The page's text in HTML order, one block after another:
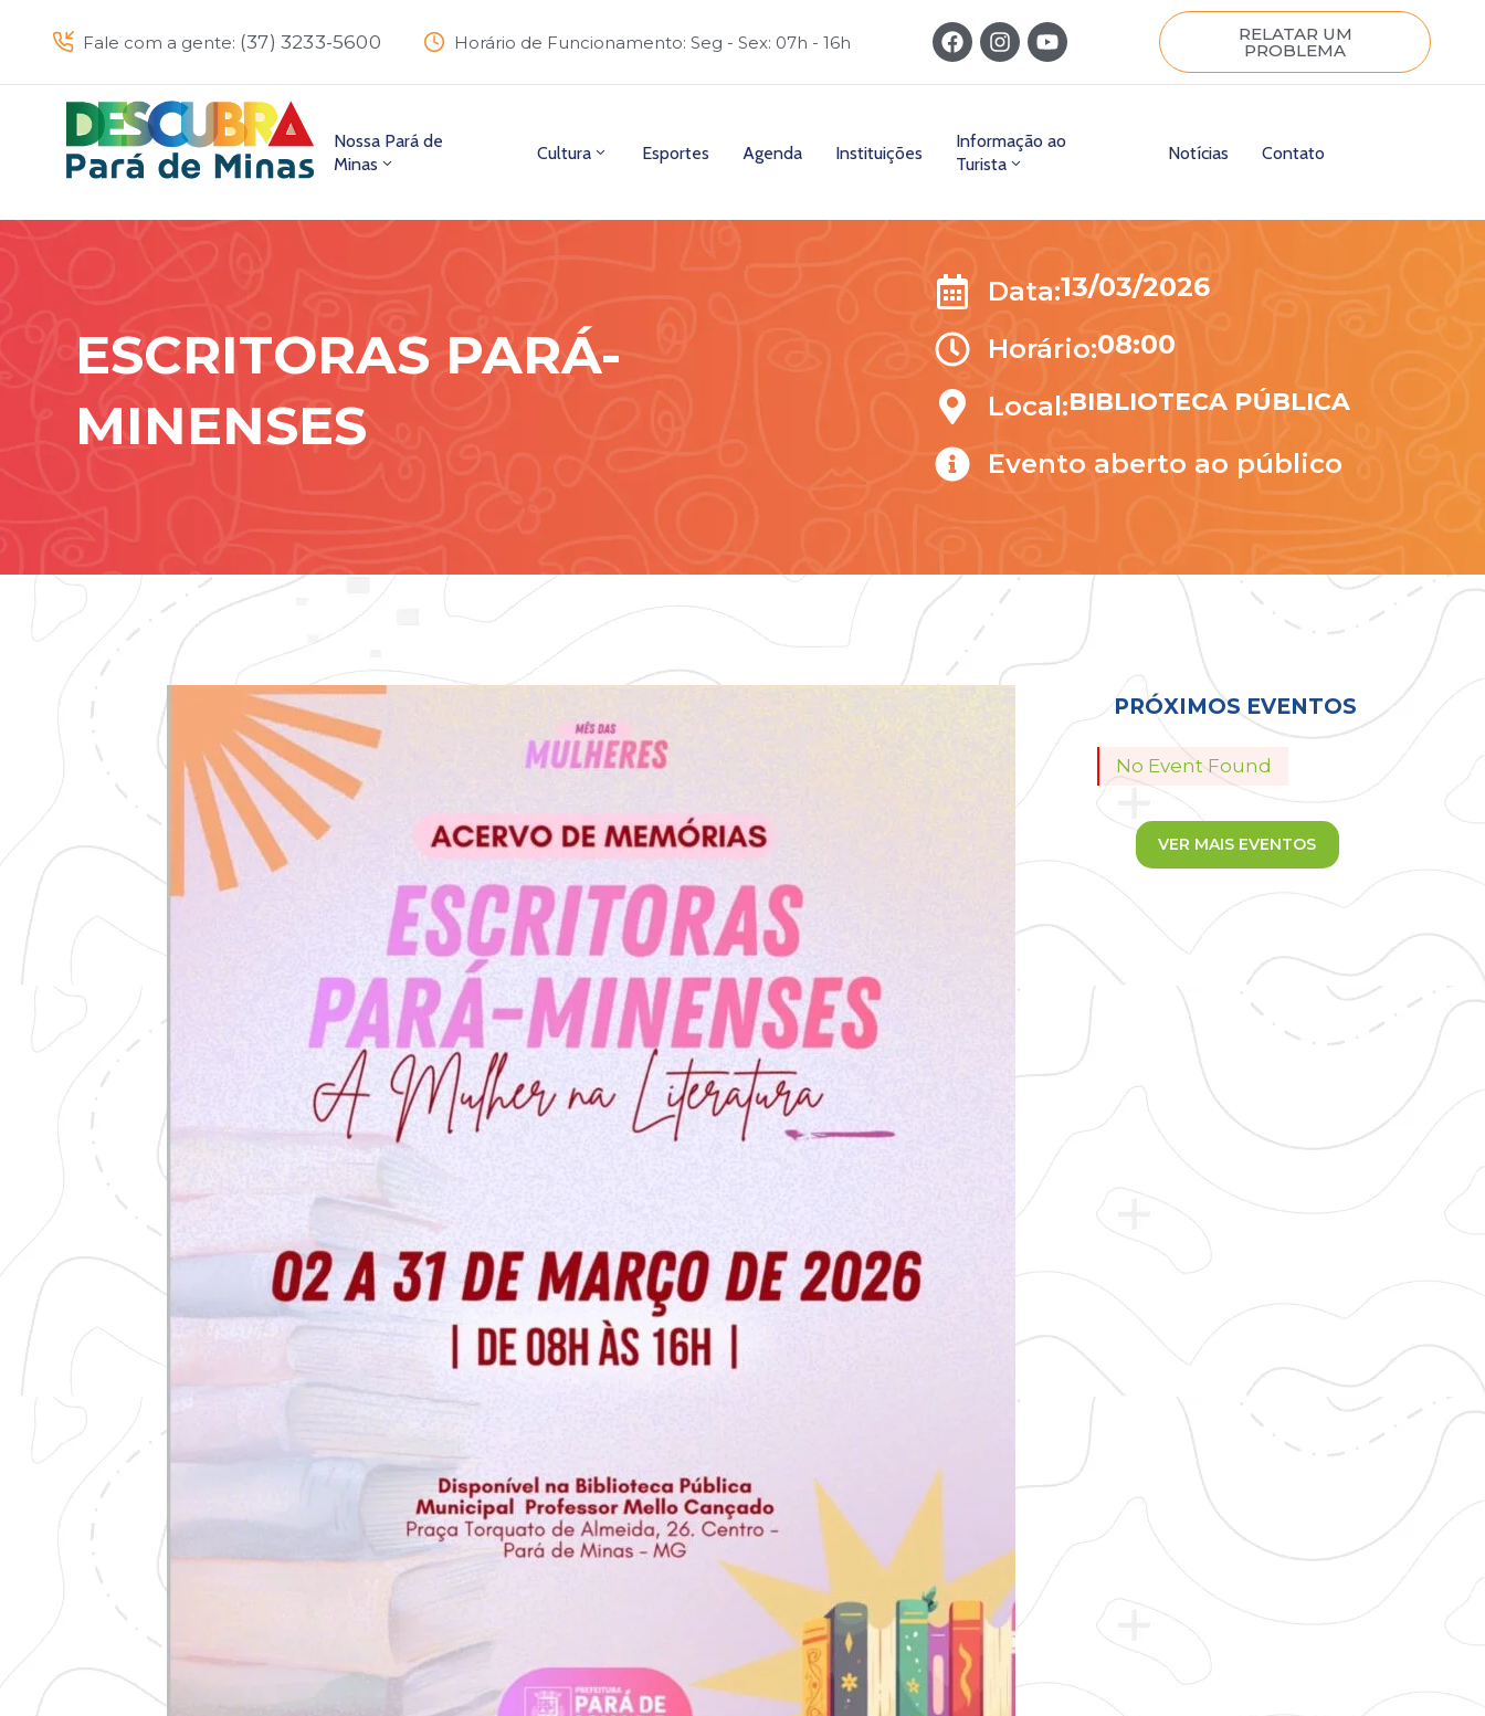
Fale com a gente: (37) 3233-5600 Horário de Funcionamento: Seg - Sex: 07h - 16h RELATAR UM
PROBLEMA
Nossa Pará de
Minas
Cultura Esportes Agenda Instituições
Informação ao
Turista
Notícias Contato
ESCRITORAS PARÁ-
MINENSES
Data:13/03/2026
Horário:08:00
Local:BIBLIOTECA PÚBLICA
Evento aberto ao público
PRÓXIMOS EVENTOS
No Event Found
VER MAIS EVENTOS